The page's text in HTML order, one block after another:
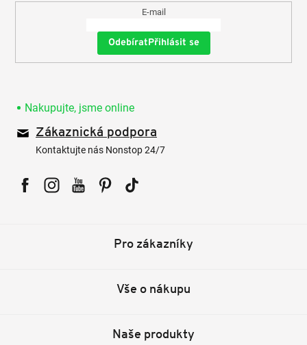
E-mail
Přihlásit se
Nakupujte, jsme online
Zákaznická podpora
Kontaktujte nás Nonstop 24/7
Pro zákazníky
Vše o nákupu
Naše produkty